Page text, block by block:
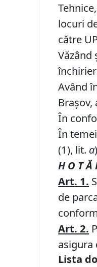
locuri
către
Având
În
În
(1), lit. a
H O T Ă
Art. 1.
de
Art. 2.
asigura
Lista